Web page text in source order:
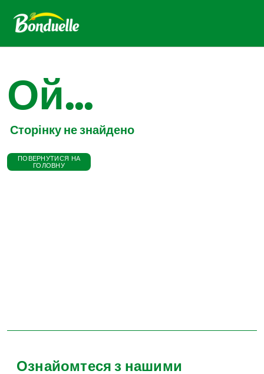
Ой...
Сторінку не знайдено
ПОВЕРНУТИСЯ НА
ГОЛОВНУ
Ознайомтеся з нашими